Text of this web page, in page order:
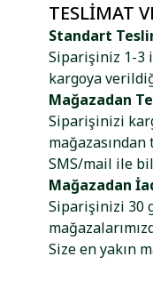
TESLIMAT
Standart
Siparişiniz 1-3
kargoya
Mağazadan
Siparişinizi
SMS/mail ile
Mağazadan
Siparişinizi 30
Size en yakın